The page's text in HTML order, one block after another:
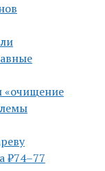
«очищение